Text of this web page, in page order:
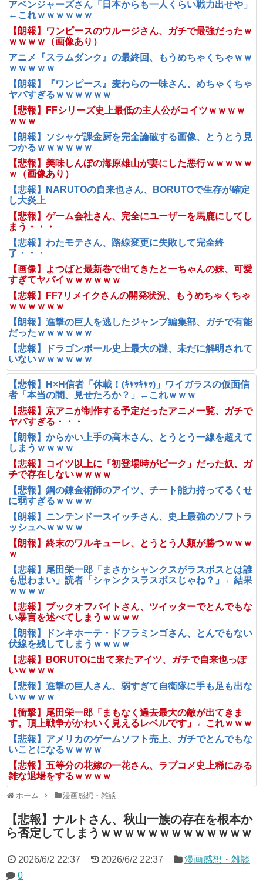
アベンジャーズさん「日本からも一人くらい戦力出せや」
←これｗｗｗｗｗｗ
【朗報】ワンピースのウルージさん、ガチで最強だったｗ
ｗｗｗｗ（画像あり）
アニメ『スラムダンク』の最終回、もうめちゃくちゃｗｗ
ｗｗｗｗｗ
【朗報】『ワンピース』麦わらの一味さん、めちゃくちゃ
ヤバすぎるｗｗｗｗｗｗ
【悲報】FFシリーズ史上最低の主人公がコイツｗｗｗｗ
ｗｗｗ
【朗報】ソシャゲ課金厨を完全論破する画像、とうとう見
つかるｗｗｗｗｗｗ
【悲報】美味しんぼの海原雄山が妻にした悪行ｗｗｗｗｗ
ｗ（画像あり）
【悲報】NARUTOの自来也さん、BORUTOで生存が確定
し大炎上
【悲報】ゲーム会社さん、完全にユーザーを馬鹿にしてし
まう・・・
【悲報】わたモテさん、路線変更に失敗して完全終
了・・・
【画像】よつばと最新巻で出てきたとーちゃんの妹、可愛
すぎてヤバイｗｗｗｗｗｗ
【悲報】FF7リメイクさんの開発状況、もうめちゃくちゃ
ｗｗｗｗｗｗ
【朗報】進撃の巨人を逃したジャンプ編集部、ガチで有能
だったｗｗｗｗｗｗ
【悲報】ドラゴンボール史上最大の謎、未だに解明されて
いないｗｗｗｗｗｗ
【悲報】H×H信者「休載！(ｷｬｯｷｬｯ)」ワイガラスの仮面信
者「本当の闇、見せたろか？」←これｗｗｗ
【悲報】京アニが制作する予定だったアニメ一覧、ガチで
ヤバすぎる・・・
【朗報】からかい上手の高木さん、とうとう一線を超えて
しまうｗｗｗｗ
【悲報】コイツ以上に「初登場時がピーク」だった奴、ガ
チで存在しないｗｗｗｗ
【悲報】鋼の錬金術師のアイツ、チート能力持ってるくせ
に弱すぎるｗｗｗｗ
【朗報】ニンテンドースイッチさん、史上最強のソフトラ
ッシュへｗｗｗｗ
【朗報】終末のワルキューレ、とうとう人類が勝つｗｗｗ
ｗ
【悲報】尾田栄一郎「まさかシャンクスがラスボスとは誰
も思わまい」読者「シャンクスラスボスじゃね？」←結果
ｗｗｗｗ
【悲報】ブックオフバイトさん、ツイッターでとんでもな
い暴言を述べてしまうｗｗｗｗ
【朗報】ドンキホーテ・ドフラミンゴさん、とんでもない
伏線を残してしまうｗｗｗｗ
【悲報】BORUTOに出て来たアイツ、ガチで自来也っぽ
いｗｗｗｗ
【悲報】進撃の巨人さん、弱すぎて自衛隊に手も足も出な
いｗｗｗｗ
【衝撃】尾田栄一郎「まもなく過去最大の敵が出てきま
す。頂上戦争がかわいく見えるレベルです」←これｗｗｗ
【悲報】アメリカのゲームソフト売上、ガチでとんでもな
いことになるｗｗｗｗ
【悲報】五等分の花嫁の一花さん、ラブコメ史上稀にみる
雑な退場をするｗｗｗｗ
ホーム 漫画感想・雑談
【悲報】ナルトさん、秋山一族の存在を根本か
ら否定してしまうｗｗｗｗｗｗｗｗｗｗｗｗｗ
2026/6/2 22:37 2026/6/2 22:37
漫画感想・雑談
0